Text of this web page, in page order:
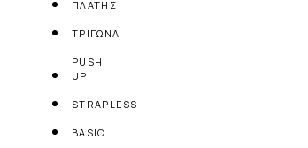
ΠΛΑΤΗΣ
ΤΡΙΓΩΝΑ
PUSH
UP
STRAPLESS
BASIC